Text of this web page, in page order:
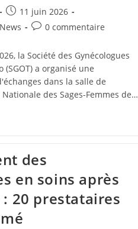
11 juin 2026
News 0 commentaire
la Société des Gynécologues
a organisé une
dans la salle de
des Sages-Femmes de…
des
en soins après
20 prestataires